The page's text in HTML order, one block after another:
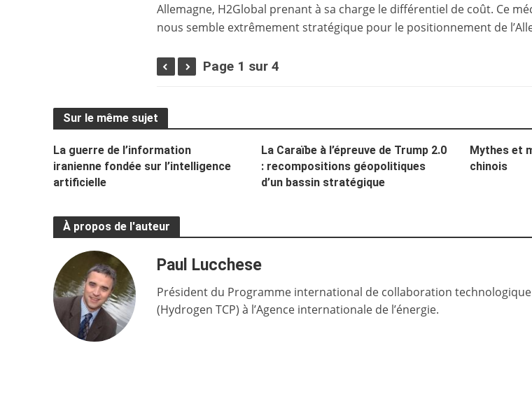
Allemagne, H2Global prenant à sa charge le différentiel de coût. Ce
nous semble extrêmement stratégique pour le positionnement de
Page 1 sur 4
Sur le même sujet
La guerre de l’information
iranienne fondée sur l’intelligence
artificielle
La Caraïbe à l’épreuve de Trump 2.0
: recompositions géopolitiques
d’un bassin stratégique
Mythes et
chinois
À propos de l'auteur
Paul Lucchese
Président du Programme international de collaboration technologique
(Hydrogen TCP) à l’Agence internationale de l’énergie.